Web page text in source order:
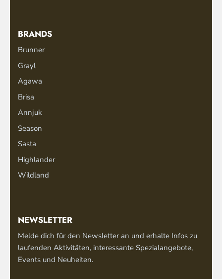
BRANDS
Brunner
Grayl
Agawa
Brisa
Annjuk
Season
Sasta
Highlander
Wildland
NEWSLETTER
Melde dich für den Newsletter an und erhalte Infos zu
laufenden Aktivitäten, interessante Spezialangebote,
Events und Neuheiten.